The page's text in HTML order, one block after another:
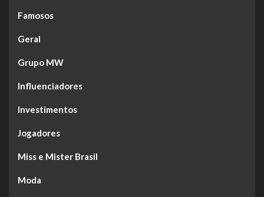
Famosos
Geral
Grupo MW
Influenciadores
Investimentos
Jogadores
Miss e Mister Brasil
Moda